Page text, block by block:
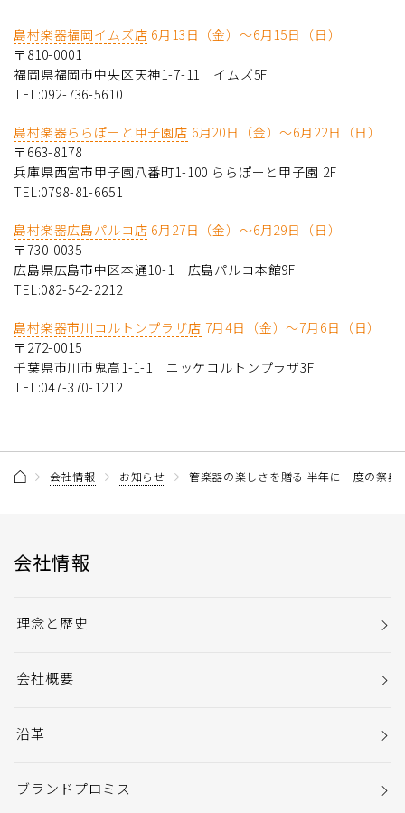
島村楽器福岡イムズ店 6月13日（金）～6月15日（日）
〒810-0001
福岡県福岡市中央区天神1-7-11 イムズ5F
TEL:092-736-5610
島村楽器ららぽーと甲子園店 6月20日（金）～6月22日（日）
〒663-8178
兵庫県西宮市甲子園八番町1-100 ららぽーと甲子園 2F
TEL:0798-81-6651
島村楽器広島パルコ店 6月27日（金）～6月29日（日）
〒730-0035
広島県広島市中区本通10-1 広島パルコ本館9F
TEL:082-542-2212
島村楽器市川コルトンプラザ店 7月4日（金）～7月6日（日）
〒272-0015
千葉県市川市鬼高1-1-1 ニッケコルトンプラザ3F
TEL:047-370-1212
会社情報 お知らせ 管楽器の楽しさを贈る 半年に一度の祭典
会社情報
理念と歴史
会社概要
沿革
ブランドプロミス